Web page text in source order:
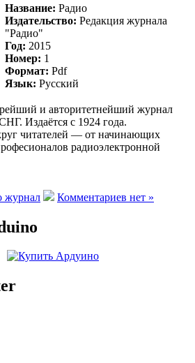
Название: Радио
Издательство: Редакция журнала
"Радио"
Год: 2015
Номер: 1
Формат: Pdf
Язык: Русский
и авторитетнейший журнал
Издаётся с 1924 года.
читателей — от начинающих
радиоэлектронной
журнал Комментариев нет »